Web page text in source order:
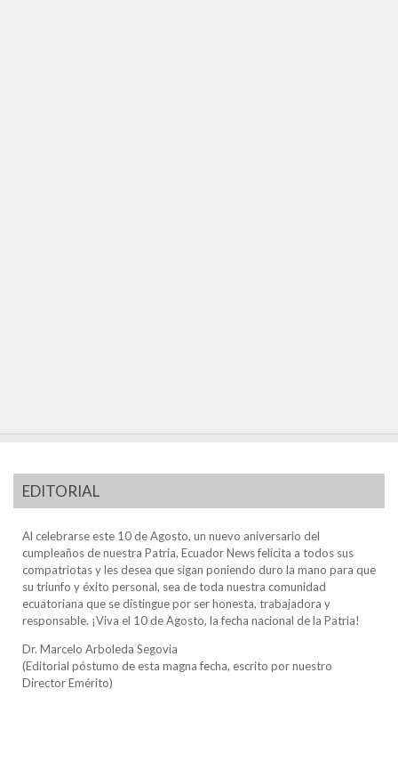
EDITORIAL
Al celebrarse este 10 de Agosto, un nuevo aniversario del
cumpleaños de nuestra Patria, Ecuador News felicita a todos sus
compatriotas y les desea que sigan poniendo duro la mano para que
su triunfo y éxito personal, sea de toda nuestra comunidad
ecuatoriana que se distingue por ser honesta, trabajadora y
responsable. ¡Viva el 10 de Agosto, la fecha nacional de la Patria!
Dr. Marcelo Arboleda Segovia
(Editorial póstumo de esta magna fecha, escrito por nuestro
Director Emérito)